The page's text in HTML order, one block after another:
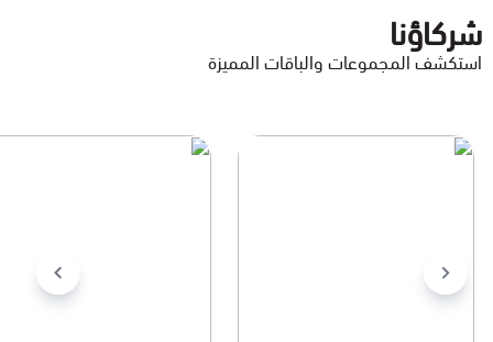
شركاؤنا
استكشف المجموعات والباقات المميزة